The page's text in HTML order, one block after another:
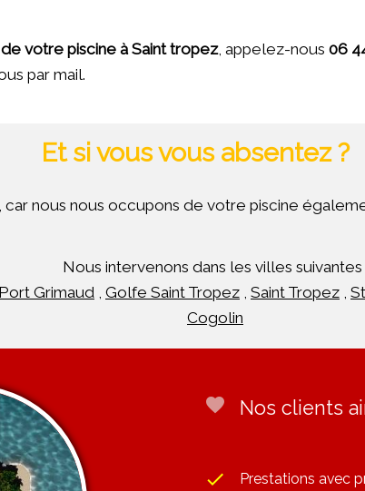
votre piscine à Saint tropez, appelez-nous 06
par mail.
Et si vous vous absentez ?
car nous nous occupons de votre piscine
Nous intervenons dans les villes suivantes
Port Grimaud Golfe Saint Tropez Saint Tropez
Cogolin
favorite Nos clients
done
Prestations avec